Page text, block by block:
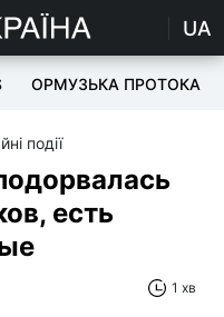
UA
ОРМУЗЬКА ПРОТОКА
події
есть
1 хв